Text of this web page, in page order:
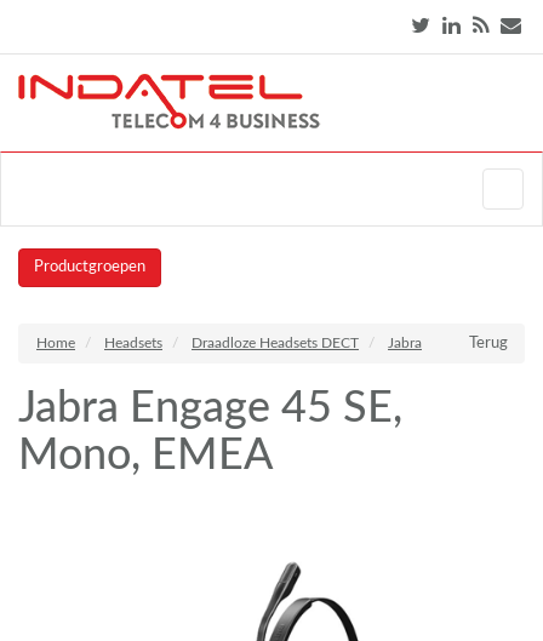
Productgroepen
Terug
Home Headsets Draadloze Headsets DECT Jabra
Jabra Engage 45 SE,
Mono, EMEA